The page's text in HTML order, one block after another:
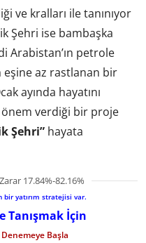
ve kralları ile tanınıyor
Şehri ise bambaşka
Arabistan’ın petrole
eşine az rastlanan bir
ayında hayatını
önem verdiği bir proje
Şehri” hayata
17.84%-82.16%
yatırım stratejisi var.
Tanışmak İçin
Başla